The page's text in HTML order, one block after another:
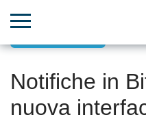
Notifiche in
nuova